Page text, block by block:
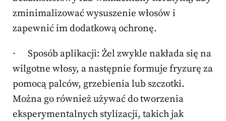
zminimalizować wysuszenie włosów i
zapewnić im dodatkową ochronę.
· Sposób aplikacji: Żel zwykle nakłada się na
wilgotne włosy, a następnie formuje fryzurę za
pomocą palców, grzebienia lub szczotki.
Można go również używać do tworzenia
eksperymentalnych stylizacji, takich jak